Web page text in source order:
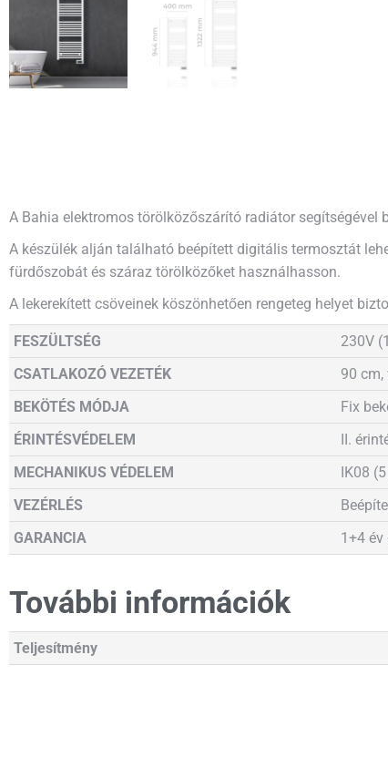
A Bahia elektromos törölközőszárító radiátor segítségével
A készülék alján található beépített digitális termosztát
fürdőszobát és száraz törölközőket használhasson.
A lekerekített csöveinek köszönhetően rengeteg helyet
FESZÜLTSÉG
230V
CSATLAKOZÓ VEZETÉK
90
BEKÖTÉS MÓDJA
Fix
ÉRINTÉSVÉDELEM
II.
MECHANIKUS VÉDELEM
IK08
VEZÉRLÉS
GARANCIA
1+4
További információk
Teljesítmény